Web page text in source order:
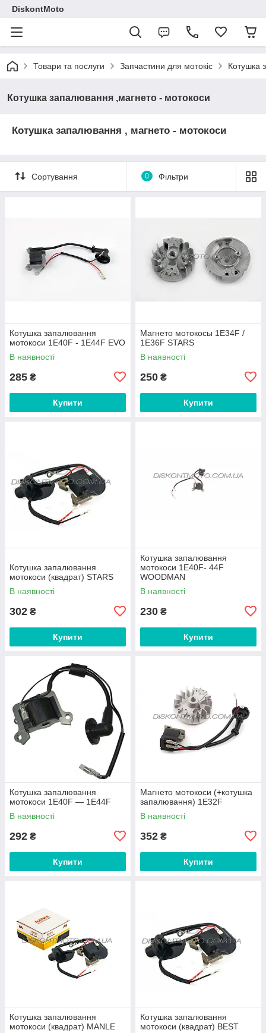
DiskontMoto
Товари та послуги Запчастини для мотокіс Котушка
Котушка запалювання ,магнето - мотокоси
Котушка запалювання , магнето - мотокоси
Сортування 0 Фільтри
Котушка запалювання
мотокоси 1E40F - 1E44F EVO
В наявності
285 ₴
Купити
Магнето мотокосы 1E34F /
1E36F STARS
В наявності
250 ₴
Купити
Котушка запалювання
мотокоси (квадрат) STARS
В наявності
302 ₴
Купити
Котушка запалювання
мотокоси 1E40F- 44F
WOODMAN
В наявності
230 ₴
Купити
Котушка запалювання
мотокоси 1E40F — 1E44F
В наявності
292 ₴
Купити
Магнето мотокоси (+котушка
запалювання) 1E32F
В наявності
352 ₴
Купити
Котушка запалювання
мотокоси (квадрат) MANLE
Котушка запалювання
мотокоси (квадрат) BEST